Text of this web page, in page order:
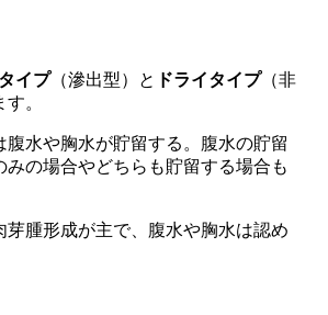
イプ（滲出型）と ドライタイプ（非
。
腹水や胸水が貯留する。腹水の貯留
みの場合やどちらも貯留する場合も
芽腫形成が主で、腹水や胸水は認め